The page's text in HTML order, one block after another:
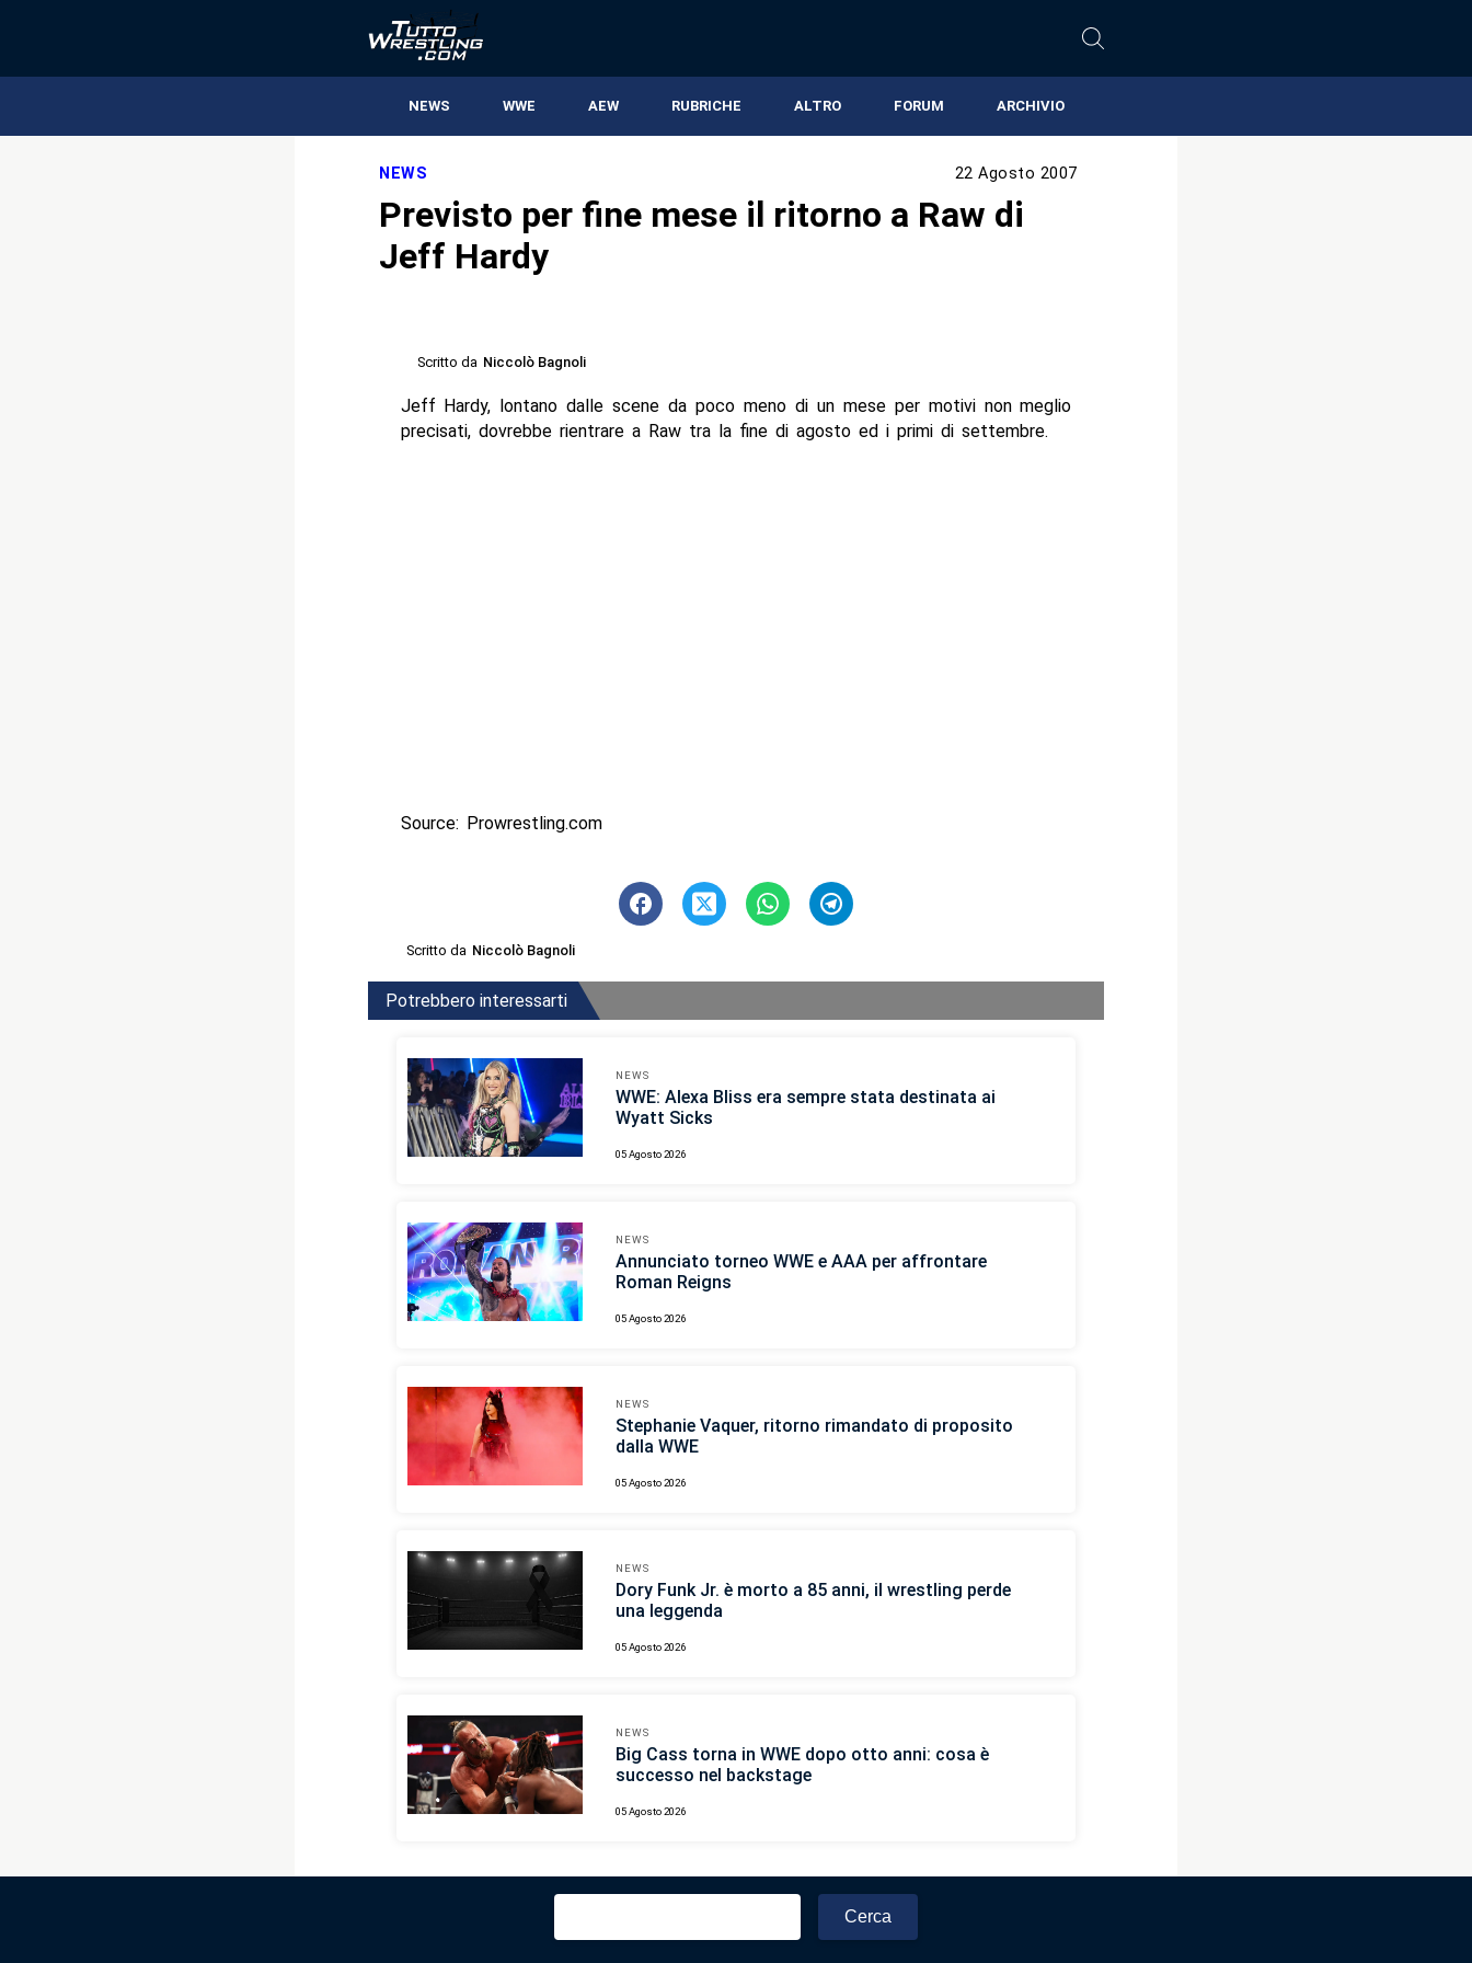
NEWS WWE AEW RUBRICHE ALTRO FORUM ARCHIVIO
NEWS 22 Agosto 2007
Previsto per fine mese il ritorno a Raw di
Jeff Hardy
Scritto da Niccolò Bagnoli
Jeff Hardy, lontano dalle scene da poco meno di un mese per motivi non meglio
precisati, dovrebbe rientrare a Raw tra la fine di agosto ed i primi di settembre.
Source: Prowrestling.com
Scritto da Niccolò Bagnoli
Potrebbero interessarti
NEWS
WWE: Alexa Bliss era sempre stata destinata ai
Wyatt Sicks
05 Agosto 2026
NEWS
Annunciato torneo WWE e AAA per affrontare
Roman Reigns
05 Agosto 2026
NEWS
Stephanie Vaquer, ritorno rimandato di proposito
dalla WWE
05 Agosto 2026
NEWS
Dory Funk Jr. è morto a 85 anni, il wrestling perde
una leggenda
05 Agosto 2026
NEWS
Big Cass torna in WWE dopo otto anni: cosa è
successo nel backstage
05 Agosto 2026